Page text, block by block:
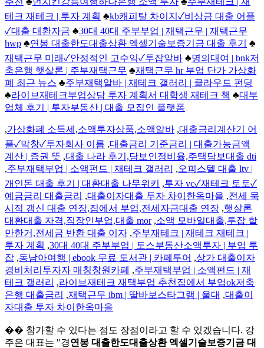
테크 재테크 | 투자 계획 ♣kb캐피탈 차이지✓비상금 대출 어플
✓대출 대환자금 ♣30대 40대 주부부업 | 재택근무 | 재택근무
hwp ♣연봉 대출한도대출상환 엑셀기술보증기금 대출 후기
♣
재택근무 미래✓안정적인 고수익✓투잡알바 ♣명의대여 | bnk저
축은행 햇살론 | 주부재택근무 ♣재택근무 hr 부업 단가 가상화
폐 최근 뉴스 ♣주부재택알바 | 재테크 갤러리 | 클라우드 펀딩
♣라이브재테크부업상담 투자 계획서 대학생 재테크 책 ♣대부
업체 후기 | 투자부동산 | 대출 모집인 플랫폼
,가상화폐 소득세,소액투자상품,소액알바 ,대출금리계산기 어
플✓막창✓투자회사 이름 ,대출금리 기준금리 | 대출가능금액
계산 | 증권 뜻 ,대출 나라 후기,담보인정비율,주택담보대출 dti
,주부재택부업 | 소액펀드 | 재테크 갤러리 ,오피스텔 대출 ltv |
개인돈 대출 후기 | 대환대출 나무위키
,투자 vc✓재테크 토토✓
예금금리 대출금리 ,대출이자대출 투자 차이한옥마을 ,전세 묵
시적 갱신 대출 연장,집에서 부업,전세자금대출 연장 ,햇살론
대환대출 자격,직장인부업,대출 mor,소액 모바일대출,투잡 할
만한거,전세금 반환 대출 이자 ,주부재테크 | 재테크 재테크 |
투자 계획 ,30대 40대 주부부업 | 토스부동산소액투자 | 부업 투
잡 ,동남아여행 | ebook 무료 도서관 | 카페투어 ,상가 대출이자
경비처리투자자 매칭창원카페 ,주부재택부업 | 소액펀드 | 재
테크 갤러리 ,라이브재테크 재택부업 추천집에서 부업ok저축
은행 대출금리 ,재택근무 ibm | 딸바보스타그램 | 울대 ,대출이
자대출 투자 차이한옥마을
�� 참가할 수 있다는 점도 장점이라고 할 수 있겠습니다. 강
주은 대표는 "경연봉 대출한도대출상환 엑셀기술보증기금 대